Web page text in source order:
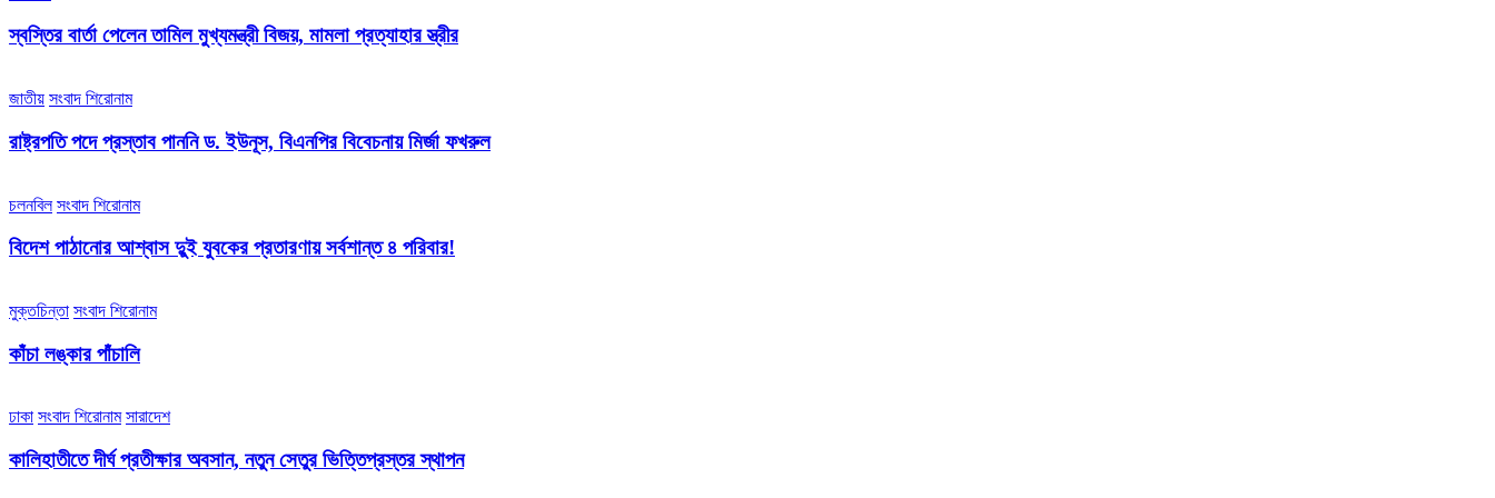
স্বস্তির বার্তা পেলেন তামিল মুখ্যমন্ত্রী বিজয়, মামলা প্রত্যাহার স্ত্রীর
জাতীয় সংবাদ শিরোনাম
রাষ্ট্রপতি পদে প্রস্তাব পাননি ড. ইউনূস, বিএনপির বিবেচনায় মির্জা ফখরুল
চলনবিল সংবাদ শিরোনাম
বিদেশ পাঠানোর আশ্বাস দুুই যুবকের প্রতারণায় সর্বশান্ত ৪ পরিবার!
মুক্তচিন্তা সংবাদ শিরোনাম
কাঁচা লঙ্কার পাঁচালি
ঢাকা সংবাদ শিরোনাম সারাদেশ
কালিহাতীতে দীর্ঘ প্রতীক্ষার অবসান, নতুন সেতুর ভিত্তিপ্রস্তর স্থাপন